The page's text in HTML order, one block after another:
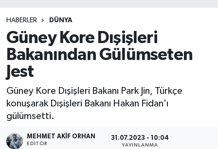
HABERLER DÜNYA
Güney Kore Dışişleri
Bakanından Gülümseten
Jest
Güney Kore Dışişleri Bakanı Park Jin, Türkçe
konuşarak Dışişleri Bakanı Hakan Fidan'ı
gülümsetti.
MEHMET AKIF ORHAN
EDITÖR
31.07.2023 - 10:04
YAYINLANMA
Ulusal Haberler
Vefat Edenler